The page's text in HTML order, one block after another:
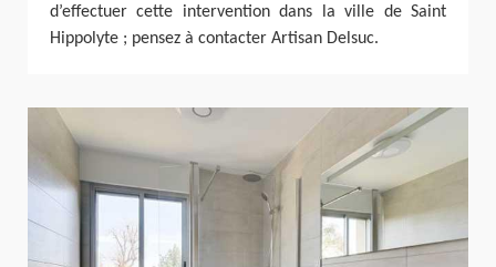
d’effectuer cette intervention dans la ville de Saint
Hippolyte ; pensez à contacter Artisan Delsuc.